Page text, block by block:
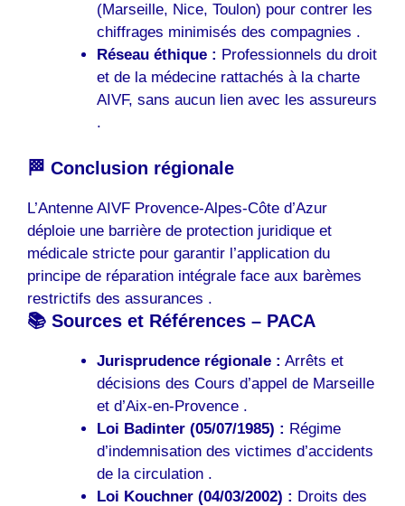
(Marseille, Nice, Toulon) pour contrer les
chiffrages minimisés des compagnies .
Réseau éthique : Professionnels du droit
et de la médecine rattachés à la charte
AIVF, sans aucun lien avec les assureurs
.
🏁 Conclusion régionale
L’Antenne AIVF Provence-Alpes-Côte d’Azur
déploie une barrière de protection juridique et
médicale stricte pour garantir l’application du
principe de réparation intégrale face aux barèmes
restrictifs des assurances .
📚 Sources et Références – PACA
Jurisprudence régionale : Arrêts et
décisions des Cours d’appel de Marseille
et d’Aix-en-Provence .
Loi Badinter (05/07/1985) : Régime
d’indemnisation des victimes d’accidents
de la circulation .
Loi Kouchner (04/03/2002) : Droits des